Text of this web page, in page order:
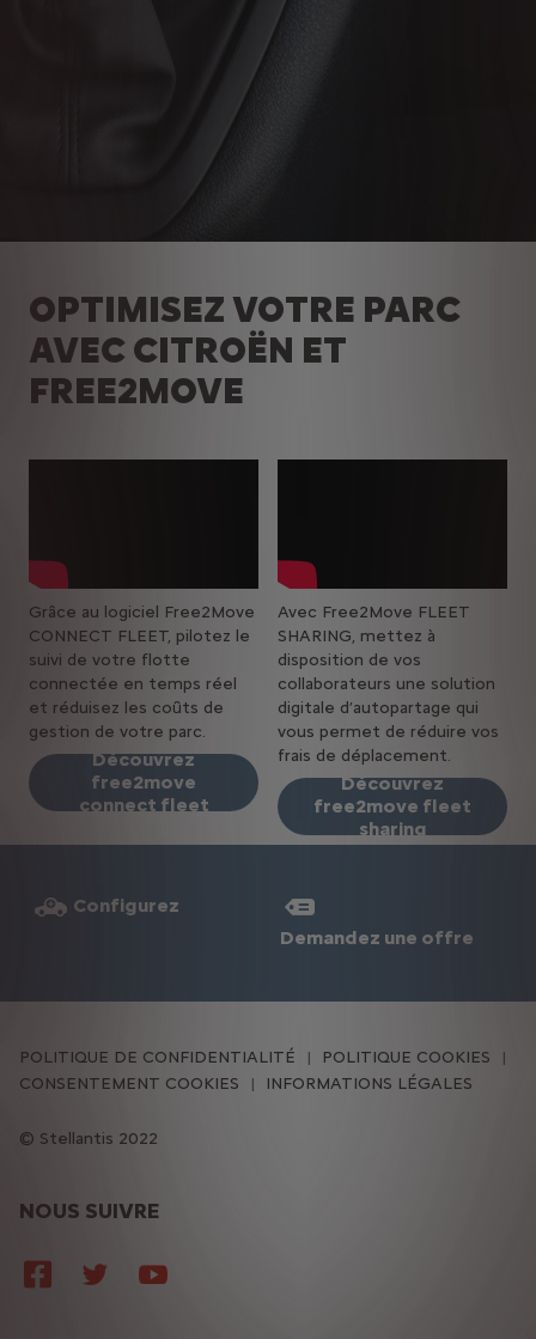
LES MOTORISATIONS
OPTIMISEZ VOTRE PARC
AVEC CITROËN ET
FREE2MOVE
Grâce au logiciel Free2Move
CONNECT FLEET, pilotez le
suivi de votre flotte
connectée en temps réel
et réduisez les coûts de
gestion de votre parc.
Découvrez
free2move
connect fleet
Avec Free2Move FLEET
SHARING, mettez à
disposition de vos
collaborateurs une solution
digitale d’autopartage qui
vous permet de réduire vos
frais de déplacement.
Découvrez
free2move fleet
sharing
Configurez
Demandez une offre
NOUS SUIVRE
Stellantis 2022
POLITIQUE DE CONFIDENTIALITÉ
POLITIQUE COOKIES
CONSENTEMENT COOKIES
INFORMATIONS LÉGALES